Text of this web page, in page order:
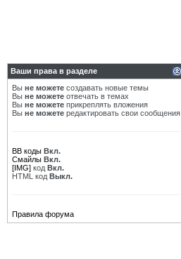
Ваши права в разделе
Вы не можете создавать новые темы
Вы не можете отвечать в темах
Вы не можете прикреплять вложения
Вы не можете редактировать свои сообщения
BB коды Вкл.
Смайлы Вкл.
[IMG] код Вкл.
HTML код Выкл.
Правила форума